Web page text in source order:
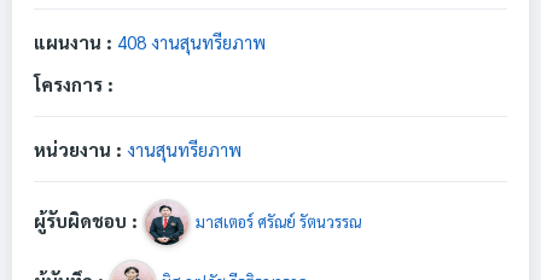
แผนงาน : 408 งานสุนทรียภาพ
โครงการ :
หน่วยงาน : งานสุนทรียภาพ
ผู้รับผิดชอบ : มาสเตอร์ ศรัณย์ รัตนวรรณ